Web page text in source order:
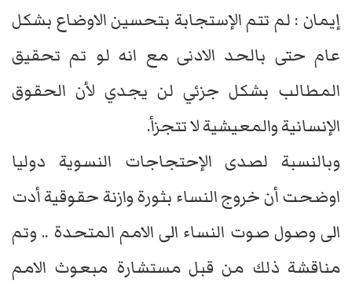
إيمان : لم تتم الإستجابة بتحسين الاوضاع بشكل
عام حتى بالحد الادنى مع انه لو تم تحقيق
المطالب بشكل جزئي لن يجدي لأن الحقوق
الإنسانية والمعيشية لا تتجزأ.
وبالنسبة لصدى الإحتجاجات النسوية دوليا
اوضحت أن خروج النساء بثورة وازنة حقوقية أدت
الى وصول صوت النساء الى الامم المتحدة .. وتم
مناقشة ذلك من قبل مستشارة مبعوث الامم